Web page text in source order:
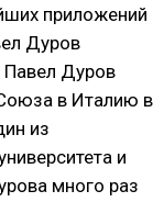
приложений
Дуров
Павел Дуров
в Италию в
из
и
много раз